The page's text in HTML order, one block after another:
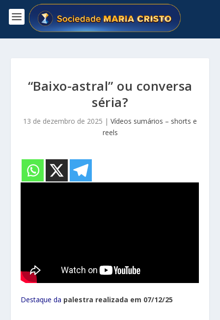
⁠“Baixo-astral” ou conversa
séria?
13 de dezembro de 2025 | Vídeos sumários – shorts e
reels
Destaque da palestra realizada em 07/12/25